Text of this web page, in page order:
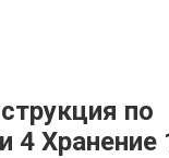
по
4 Хранение